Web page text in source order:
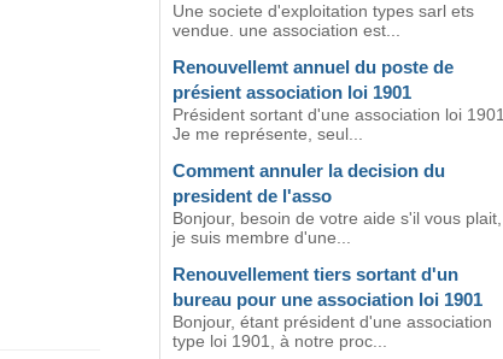
Une societe d'exploitation types sarl ets
vendue. une association est...
Renouvellemt annuel du poste de
présient association loi 1901
Président sortant d'une association loi 1901.
Je me représente, seul...
Comment annuler la decision du
president de l'asso
Bonjour, besoin de votre aide s'il vous plait,
je suis membre d'une...
Renouvellement tiers sortant d'un
bureau pour une association loi 1901
Bonjour, étant président d'une association
type loi 1901, à notre proc...